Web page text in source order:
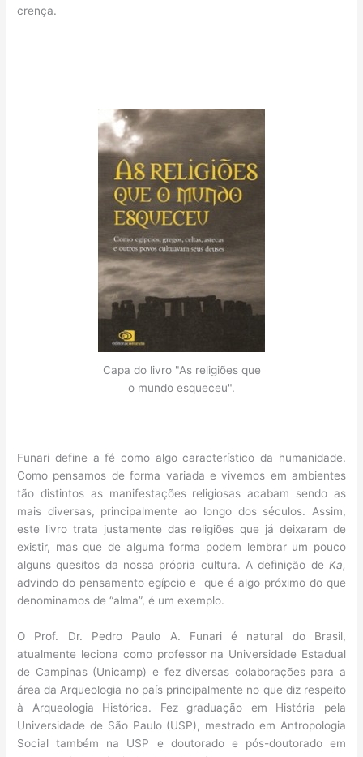
crença.
Capa do livro "As religiões que
o mundo esqueceu".
Funari define a fé como algo característico da humanidade.
Como pensamos de forma variada e vivemos em ambientes
tão distintos as manifestações religiosas acabam sendo as
mais diversas, principalmente ao longo dos séculos. Assim,
este livro trata justamente das religiões que já deixaram de
existir, mas que de alguma forma podem lembrar um pouco
alguns quesitos da nossa própria cultura. A definição de Ka,
advindo do pensamento egípcio e que é algo próximo do que
denominamos de “alma”, é um exemplo.
O Prof. Dr. Pedro Paulo A. Funari é natural do Brasil,
atualmente leciona como professor na Universidade Estadual
de Campinas (Unicamp) e fez diversas colaborações para a
área da Arqueologia no país principalmente no que diz respeito
à Arqueologia Histórica. Fez graduação em História pela
Universidade de São Paulo (USP), mestrado em Antropologia
Social também na USP e doutorado e pós-doutorado em